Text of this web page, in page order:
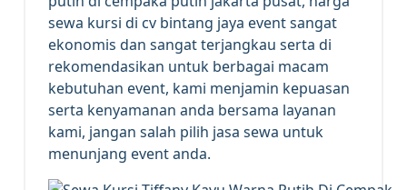
sewa kursi di cv bintang jaya event sangat
ekonomis dan sangat terjangkau serta di
rekomendasikan untuk berbagai macam
kebutuhan event, kami menjamin kepuasan
serta kenyamanan anda bersama layanan
kami, jangan salah pilih jasa sewa untuk
menunjang event anda.